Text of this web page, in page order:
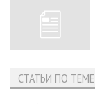
СТАТЬИ ПО ТЕМЕ